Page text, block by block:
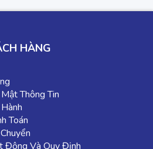
HÀNG
Thông Tin
Toán
Động Và Quy Định